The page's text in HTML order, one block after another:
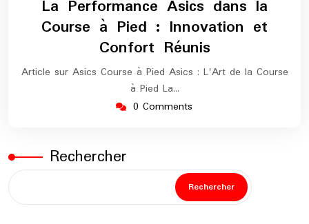
2025
marathon
La Performance Asics dans la
Course à Pied : Innovation et
Confort Réunis
Article sur Asics Course à Pied Asics : L'Art de la Course
à Pied La…
0 Comments
Rechercher
Rechercher